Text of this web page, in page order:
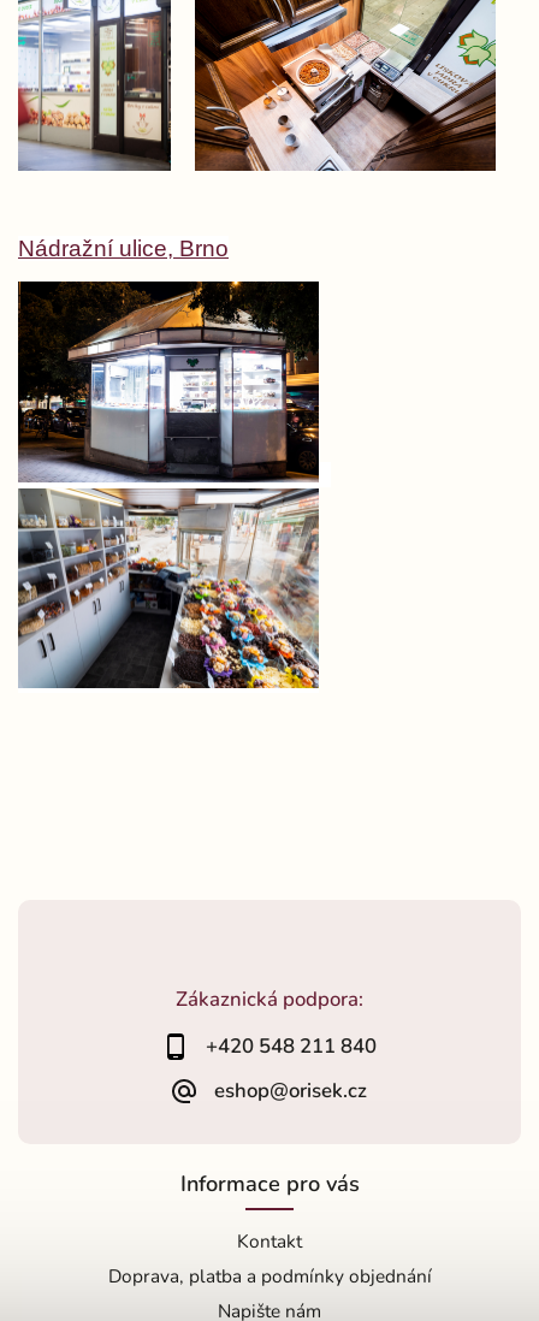
Nádražní ulice, Brno
Zákaznická podpora:
+420 548 211 840
eshop@orisek.cz
Informace pro vás
Kontakt
Doprava, platba a podmínky objednání
Napište nám